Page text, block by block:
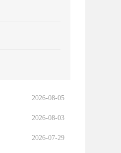
2026-08-05
2026-08-03
2026-07-29